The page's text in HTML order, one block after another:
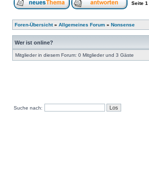
Seite 1
Foren-Übersicht» Allgemeines Forum » Nonsense
Wer ist online?
Mitglieder in diesem Forum: 0 Mitglieder und 3 Gäste
Suche nach: